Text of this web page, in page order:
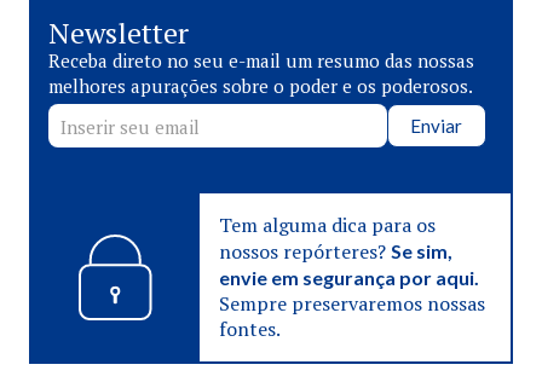
Newsletter
Receba direto no seu e-mail um resumo das nossas
melhores apurações sobre o poder e os poderosos.
Enviar
Tem alguma dica para os
nossos repórteres? Se sim,
envie em segurança por aqui.
Sempre preservaremos nossas
fontes.